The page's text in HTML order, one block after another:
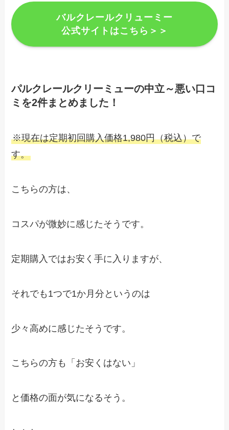
バルクレールクリューミー
公式サイトはこちら＞＞
パルクレールクリーミューの中立～悪い口コ
ミを2件まとめました！
※現在は定期初回購入価格1,980円（税込）で
す。
こちらの方は、
コスパが微妙に感じたそうです。
定期購入ではお安く手に入りますが、
それでも1つで1か月分というのは
少々高めに感じたそうです。
こちらの方も「お安くはない」
と価格の面が気になるそう。